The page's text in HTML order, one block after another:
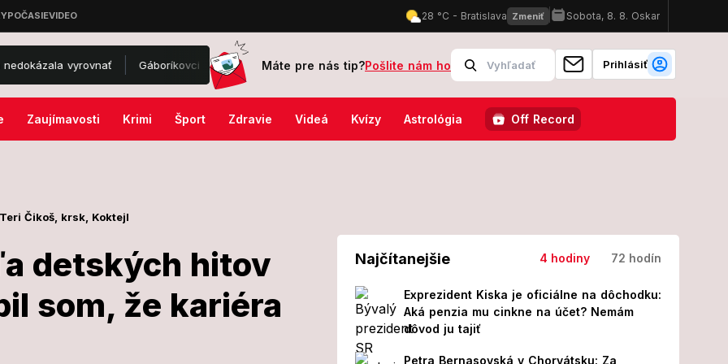
Gáboríkovci po škandále prichytení na festivale Lovestream: Ivanka sa zabávala na plné obrátky, no Majo... Pozrite VIDEO!
Máte pre nás tip?Pošlite nám ho Prihlásiť
Zaujímavosti Krimi Šport Zdravie Videá Kvízy Astrológia Off Record
Teri Čikoš, krsk, Koktejl
detských hitov
som, že kariéra
kráľa
Najčítanejšie 4 hodiny 72 hodín
Exprezident Kiska je oficiálne na dôchodku:
Aká penzia mu cinkne na účet? Nemám
dôvod ju tajiť
Petra Bernasovská v Chorvátsku: Za